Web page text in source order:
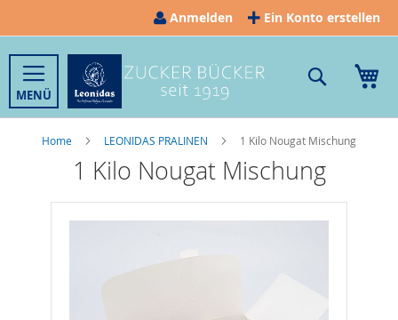
zum
Inhalt
Anmelden Ein Konto erstellen
Suche
Home LEONIDAS PRALINEN 1 Kilo Nougat Mischung
1 Kilo Nougat Mischung
Bildergalerie